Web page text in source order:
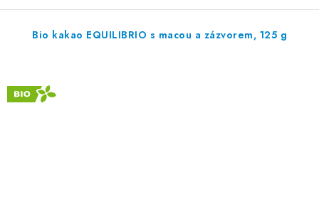
Bio kakao EQUILIBRIO s macou a zázvorem, 125 g